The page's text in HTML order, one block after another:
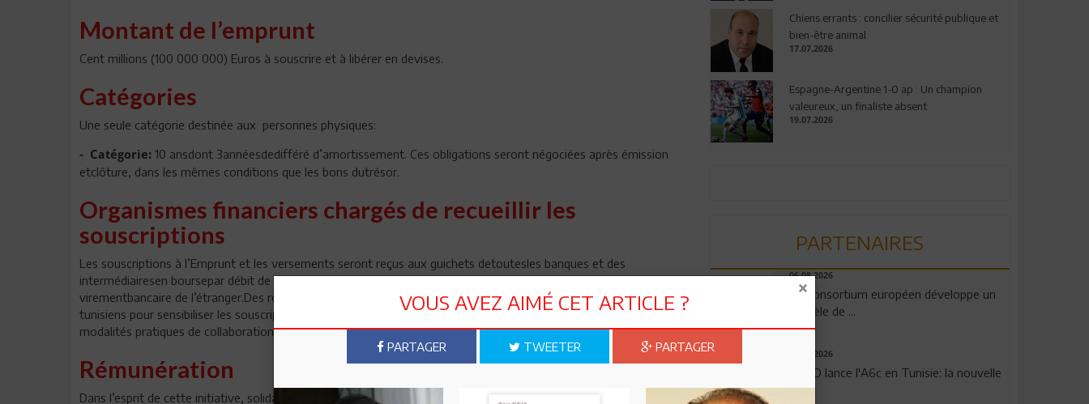
Montant de l’emprunt
Cent millions (100 000 000) Euros à souscrire et à libérer en devises.
Catégories
Une seule catégorie destinée aux personnes physiques:
- Catégorie: 10 ansdont 3annéesdedifféré d’amortissement. Ces obligations seront négociées après émission
etclôture, dans les mêmes conditions que les bons dutrésor.
Organismes financiers chargés de recueillir les
souscriptions
Les souscriptions à l’Emprunt et les versements seront reçus aux guichets detoutesles banques et des
intermédiairesen boursepar débit de leurscomptes étrangersouverts chez ces banques en devisesoupar
virementbancaire de l’étranger.Des roads shows devraient être organisés dans les zones de concentration des
tunisiens pour sensibiliser les souscripteurs et coordonner avec les intermédiaires financiers de ces places des
modalités pratiques de collaboration.
Rémunération
Dans l’esprit de cette initiative, solidarité et engagement pour la Tunisie, le taux d’intérêt applicable sera bien
Chiens errants : concilier sécurité publique et
bien-être animal
17.07.2026
Espagne-Argentine 1-0 ap : Un champion
valeureux, un finaliste absent
19.07.2026
PARTENAIRES
06.08.2026
Un consortium européen développe un
modèle de ...
04.08.2026
OPPO lance l'A6c en Tunisie: la nouvelle
...
VOUS AVEZ AIMÉ CET ARTICLE ?
PARTAGER TWEETER PARTAGER